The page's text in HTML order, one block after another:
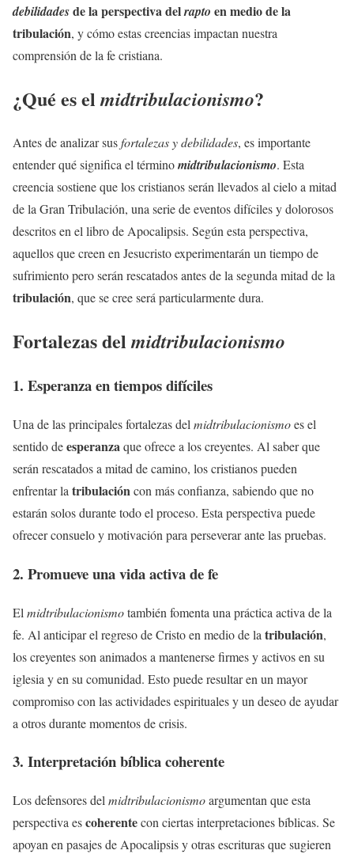
debilidadesde la perspectiva delrapto en medio de la
tribulación, y cómo estas creencias impactan nuestra
comprensión de la fe cristiana.
¿Qué es elmidtribulacionismo?
Antes de analizar susfortalezas y debilidades, es importante
entender qué significa el términomidtribulacionismo. Esta
creencia sostiene que los cristianos serán llevados al cielo a mitad
de la Gran Tribulación, una serie de eventos difíciles y dolorosos
descritos en el libro de Apocalipsis. Según esta perspectiva,
aquellos que creen en Jesucristo experimentarán un tiempo de
sufrimiento pero serán rescatados antes de la segunda mitad de la
tribulación, que se cree será particularmente dura.
Fortalezas delmidtribulacionismo
1. Esperanza en tiempos difíciles
Una de las principales fortalezas del midtribulacionismoes el
sentido deesperanzaque ofrece a los creyentes. Al saber que
serán rescatados a mitad de camino, los cristianos pueden
enfrentar la tribulacióncon más confianza, sabiendo que no
estarán solos durante todo el proceso. Esta perspectiva puede
ofrecer consuelo y motivación para perseverar ante las pruebas.
2. Promueve una vida activa de fe
El midtribulacionismotambién fomenta una práctica activa de la
fe. Al anticipar el regreso de Cristo en medio de la tribulación,
los creyentes son animados a mantenerse firmes y activos en su
iglesia y en su comunidad. Esto puede resultar en un mayor
compromiso con las actividades espirituales y un deseo de ayudar
a otros durante momentos de crisis.
3. Interpretación bíblica coherente
Los defensores del midtribulacionismoargumentan que esta
perspectiva escoherentecon ciertas interpretaciones bíblicas. Se
apoyan en pasajes de Apocalipsis y otras escrituras que sugieren